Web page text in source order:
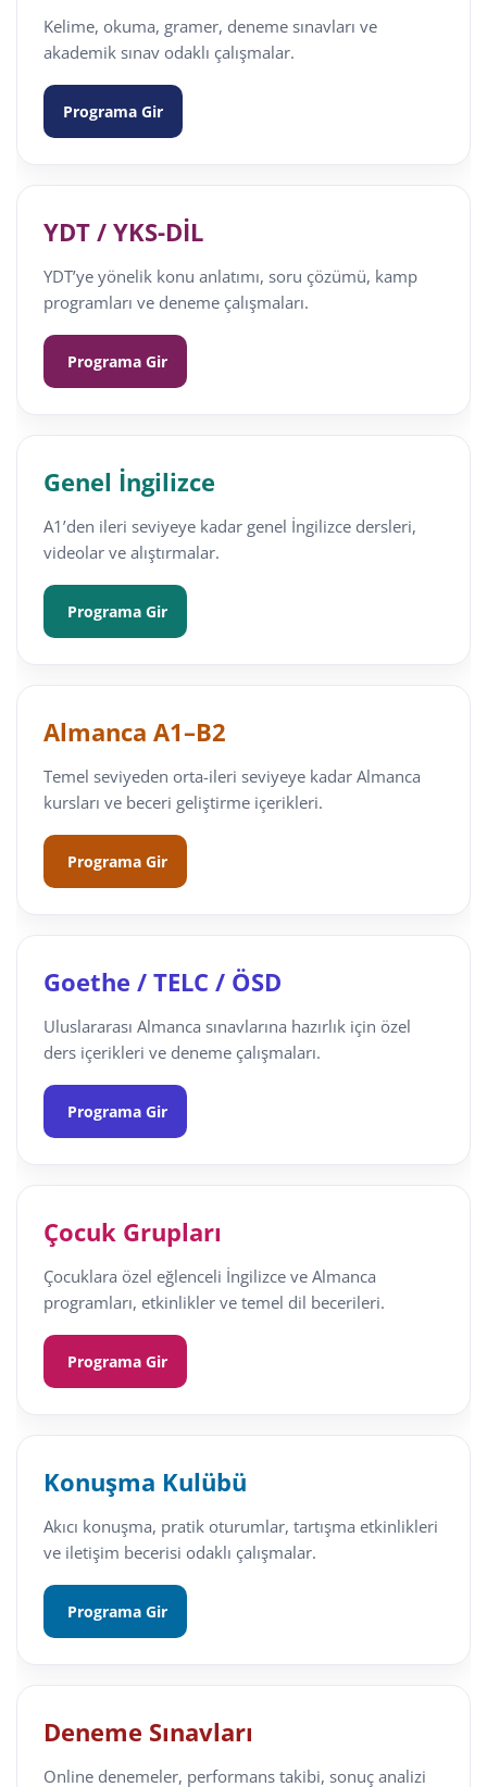
Kelime, okuma, gramer, deneme sınavları ve
akademik sınav odaklı çalışmalar.
Programa Gir
YDT / YKS-DİL
YDT’ye yönelik konu anlatımı, soru çözümü, kamp
programları ve deneme çalışmaları.
Programa Gir
Genel İngilizce
A1’den ileri seviyeye kadar genel İngilizce dersleri,
videolar ve alıştırmalar.
Programa Gir
Almanca A1–B2
Temel seviyeden orta-ileri seviyeye kadar Almanca
kursları ve beceri geliştirme içerikleri.
Programa Gir
Goethe / TELC / ÖSD
Uluslararası Almanca sınavlarına hazırlık için özel
ders içerikleri ve deneme çalışmaları.
Programa Gir
Çocuk Grupları
Çocuklara özel eğlenceli İngilizce ve Almanca
programları, etkinlikler ve temel dil becerileri.
Programa Gir
Konuşma Kulübü
Akıcı konuşma, pratik oturumlar, tartışma etkinlikleri
ve iletişim becerisi odaklı çalışmalar.
Programa Gir
Deneme Sınavları
Online denemeler, performans takibi, sonuç analizi